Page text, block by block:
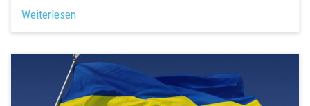
Weiterlesen